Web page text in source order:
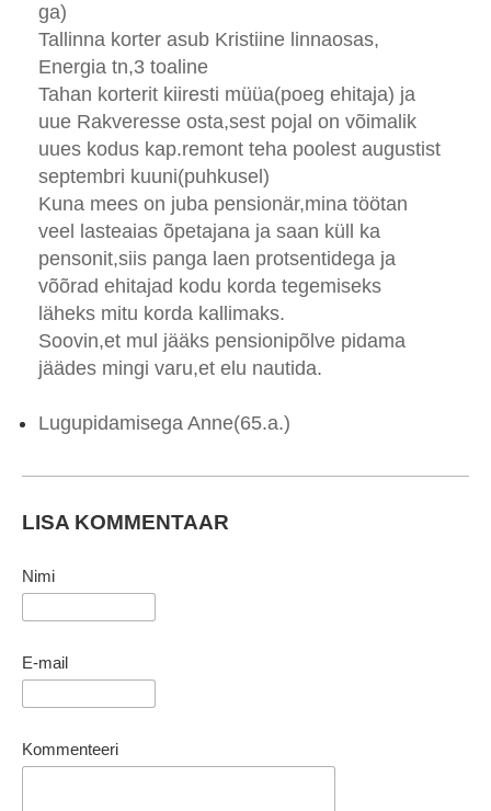
ga)
Tallinna korter asub Kristiine linnaosas,
Energia tn,3 toaline
Tahan korterit kiiresti müüa(poeg ehitaja) ja
uue Rakveresse osta,sest pojal on võimalik
uues kodus kap.remont teha poolest augustist
septembri kuuni(puhkusel)
Kuna mees on juba pensionär,mina töötan
veel lasteaias õpetajana ja saan küll ka
pensonit,siis panga laen protsentidega ja
võõrad ehitajad kodu korda tegemiseks
läheks mitu korda kallimaks.
Soovin,et mul jääks pensionipõlve pidama
jäädes mingi varu,et elu nautida.
Lugupidamisega Anne(65.a.)
LISA KOMMENTAAR
Nimi
E-mail
Kommenteeri